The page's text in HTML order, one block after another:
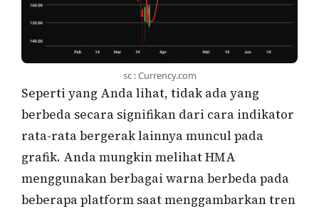
sc : Currency.com
Seperti yang Anda lihat, tidak ada yang
berbeda secara signifikan dari cara indikator
rata-rata bergerak lainnya muncul pada
grafik. Anda mungkin melihat HMA
menggunakan berbagai warna berbeda pada
beberapa platform saat menggambarkan tren